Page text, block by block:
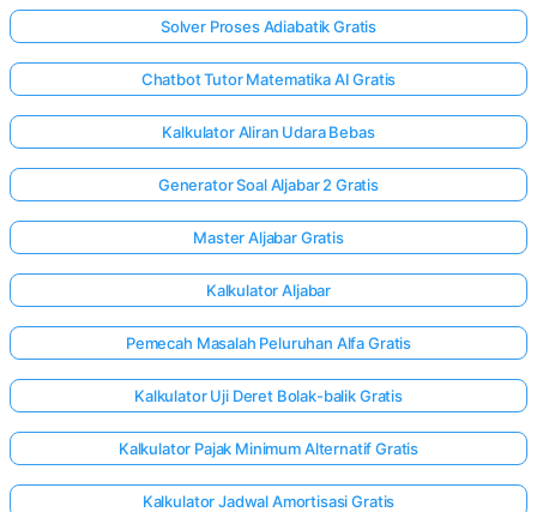
Solver Proses Adiabatik Gratis
Chatbot Tutor Matematika AI Gratis
Kalkulator Aliran Udara Bebas
Generator Soal Aljabar 2 Gratis
Master Aljabar Gratis
Kalkulator Aljabar
Pemecah Masalah Peluruhan Alfa Gratis
Kalkulator Uji Deret Bolak-balik Gratis
Kalkulator Pajak Minimum Alternatif Gratis
Kalkulator Jadwal Amortisasi Gratis